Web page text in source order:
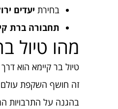
בחירת יעדים
תחבורה ברת
מהו טיול
טיול בר קיימא הוא
זה חושף השקפת
בהגנה על התרבויות